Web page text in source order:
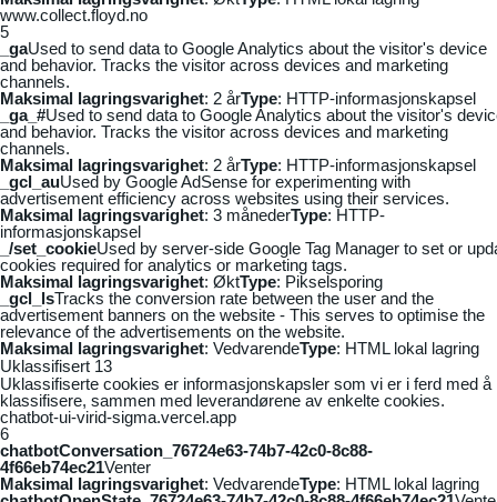
www.collect.floyd.no
5
_gaUsed to send data to Google Analytics about the visitor's device
and behavior. Tracks the visitor across devices and marketing
channels.
Maksimal lagringsvarighet: 2 årType: HTTP-informasjonskapsel
_ga_#Used to send data to Google Analytics about the visitor's
and behavior. Tracks the visitor across devices and marketing
channels.
Maksimal lagringsvarighet: 2 årType: HTTP-informasjonskapsel
_gcl_auUsed by Google AdSense for experimenting with
advertisement efficiency across websites using their services.
Maksimal lagringsvarighet: 3 månederType: HTTP-
informasjonskapsel
_/set_cookieUsed by server-side Google Tag Manager to set or
cookies required for analytics or marketing tags.
Maksimal lagringsvarighet: ØktType: Pikselsporing
_gcl_lsTracks the conversion rate between the user and the
advertisement banners on the website - This serves to optimise the
relevance of the advertisements on the website.
Maksimal lagringsvarighet: VedvarendeType: HTML lokal lagring
Uklassifisert 13
Uklassifiserte cookies er informasjonskapsler som vi er i ferd med å
klassifisere, sammen med leverandørene av enkelte cookies.
chatbot-ui-virid-sigma.vercel.app
6
chatbotConversation_76724e63-74b7-42c0-8c88-
4f66eb74ec21Venter
Maksimal lagringsvarighet: VedvarendeType: HTML lokal lagring